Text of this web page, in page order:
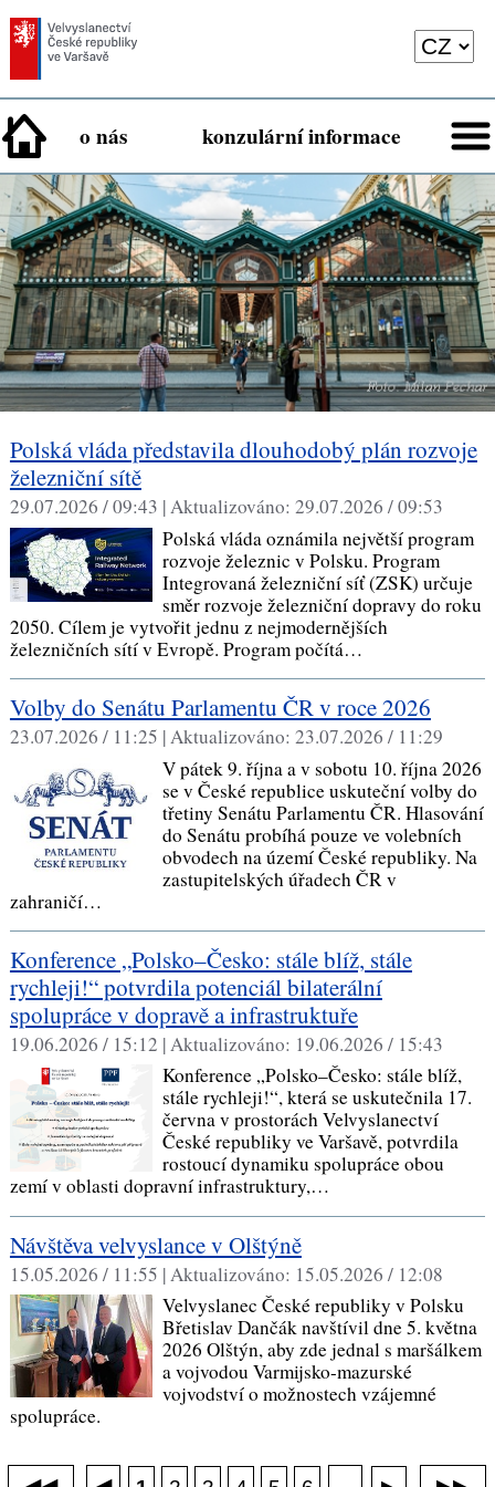
o nás konzulární informace
Polská vláda představila dlouhodobý plán rozvoje
železniční sítě
29.07.2026 / 09:43 |Aktualizováno: 29.07.2026 / 09:53
Polská vláda oznámila největší program
rozvoje železnic v Polsku. Program
Integrovaná železniční síť (ZSK) určuje
směr rozvoje železniční dopravy do roku
2050. Cílem je vytvořit jednu z nejmodernějších
železničních sítí v Evropě. Program počítá…
Volby do Senátu Parlamentu ČR v roce 2026
23.07.2026 / 11:25 |Aktualizováno: 23.07.2026 / 11:29
V pátek 9. října a v sobotu 10. října 2026
se v České republice uskuteční volby do
třetiny Senátu Parlamentu ČR. Hlasování
do Senátu probíhá pouze ve volebních
obvodech na území České republiky. Na
zastupitelských úřadech ČR v
zahraničí…
Konference „Polsko–Česko: stále blíž, stále
rychleji!“ potvrdila potenciál bilaterální
spolupráce v dopravě a infrastruktuře
19.06.2026 / 15:12 |Aktualizováno: 19.06.2026 / 15:43
Konference „Polsko–Česko: stále blíž,
stále rychleji!“, která se uskutečnila 17.
června v prostorách Velvyslanectví
České republiky ve Varšavě, potvrdila
rostoucí dynamiku spolupráce obou
zemí v oblasti dopravní infrastruktury,…
Návštěva velvyslance v Olštýně
15.05.2026 / 11:55 |Aktualizováno: 15.05.2026 / 12:08
Velvyslanec České republiky v Polsku
Břetislav Dančák navštívil dne 5. května
2026 Olštýn, aby zde jednal s maršálkem
a vojvodou Varmijsko-mazurské
vojvodství o možnostech vzájemné
spolupráce.